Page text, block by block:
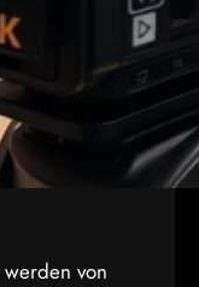
werden von